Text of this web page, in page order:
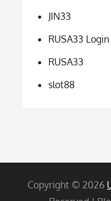
JIN33
RUSA33 Login
RUSA33
slot88
Copyright © 2026